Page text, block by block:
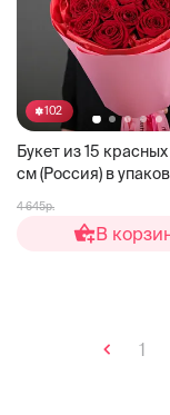
102
Букет из 15
см (Россия) в
4 645р.
В
1